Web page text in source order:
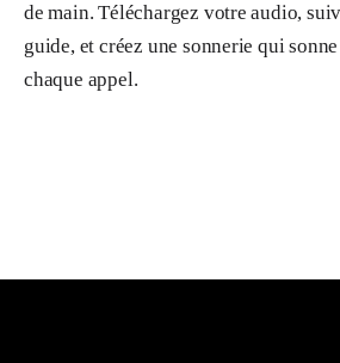
de main. Téléchargez votre audio,
guide, et créez une sonnerie qui
chaque appel.